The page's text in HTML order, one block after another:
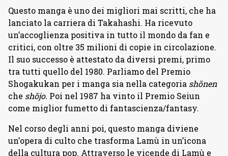
Questo manga è uno dei migliori mai scritti, che ha
lanciato la carriera di Takahashi. Ha ricevuto
un’accoglienza positiva in tutto il mondo da fan e
critici, con oltre 35 milioni di copie in circolazione.
Il suo successo è attestato da diversi premi, primo
tra tutti quello del 1980. Parliamo del Premio
Shogakukan per i manga sia nella categoria shōnen
che shōjo. Poi nel 1987 ha vinto il Premio Seiun
come miglior fumetto di fantascienza/fantasy.
Nel corso degli anni poi, questo manga diviene
un’opera di culto che trasforma Lamù in un’icona
della cultura pop. Attraverso le vicende di Lamù e